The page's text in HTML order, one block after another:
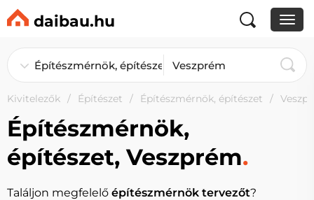
daibau.hu
Kivitelezők Építészet Építészmérnök, építészet
Építészmérnök,
építészet, Veszprém.
Találjon megfelelő építészmérnök tervezőt?